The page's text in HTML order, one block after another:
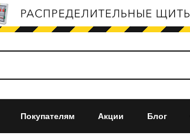
Покупателям Акции Блог